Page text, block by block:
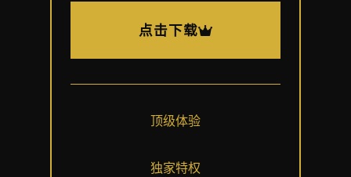
点击下载
顶级体验
独家特权